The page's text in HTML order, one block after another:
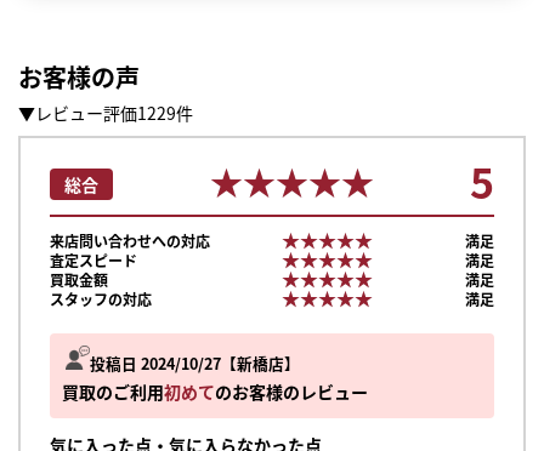
お客様の声
▼レビュー評価1229件
投稿日 2024/10/27 新橋店
買取のご利用初めてのお客様のレビュー
気に入った点・気に入らなかった点
総合 ★★★★★
★★★★★ 5
来店問い合わせへの対応 ★★★★★
★★★★★
満足
査定スピード
★★★★★
★★★★★
満足
買取金額
★★★★★
★★★★★
満足
スタッフの対応
★★★★★
★★★★★ 満足